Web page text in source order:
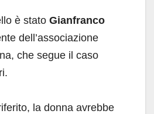
è stato Gianfranco
dell’associazione
che segue il caso
la donna avrebbe